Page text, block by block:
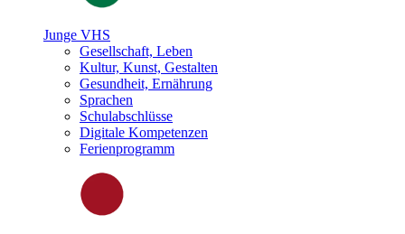
Junge VHS
Gesellschaft, Leben
Kultur, Kunst, Gestalten
Gesundheit, Ernährung
Sprachen
Schulabschlüsse
Digitale Kompetenzen
Ferienprogramm